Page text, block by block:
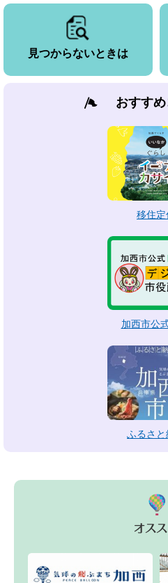
見つからないときは
おすす
移住定
加西市公
ふるさと